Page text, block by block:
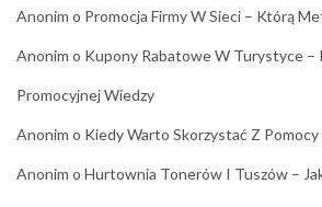
Anonim o Promocja Firmy W Sieci – Którą
Anonim o Kupony Rabatowe W Turystyce –
Promocyjnej Wiedzy
Anonim o Kiedy Warto Skorzystać Z Pomocy
Anonim o Hurtownia Tonerów I Tuszów –